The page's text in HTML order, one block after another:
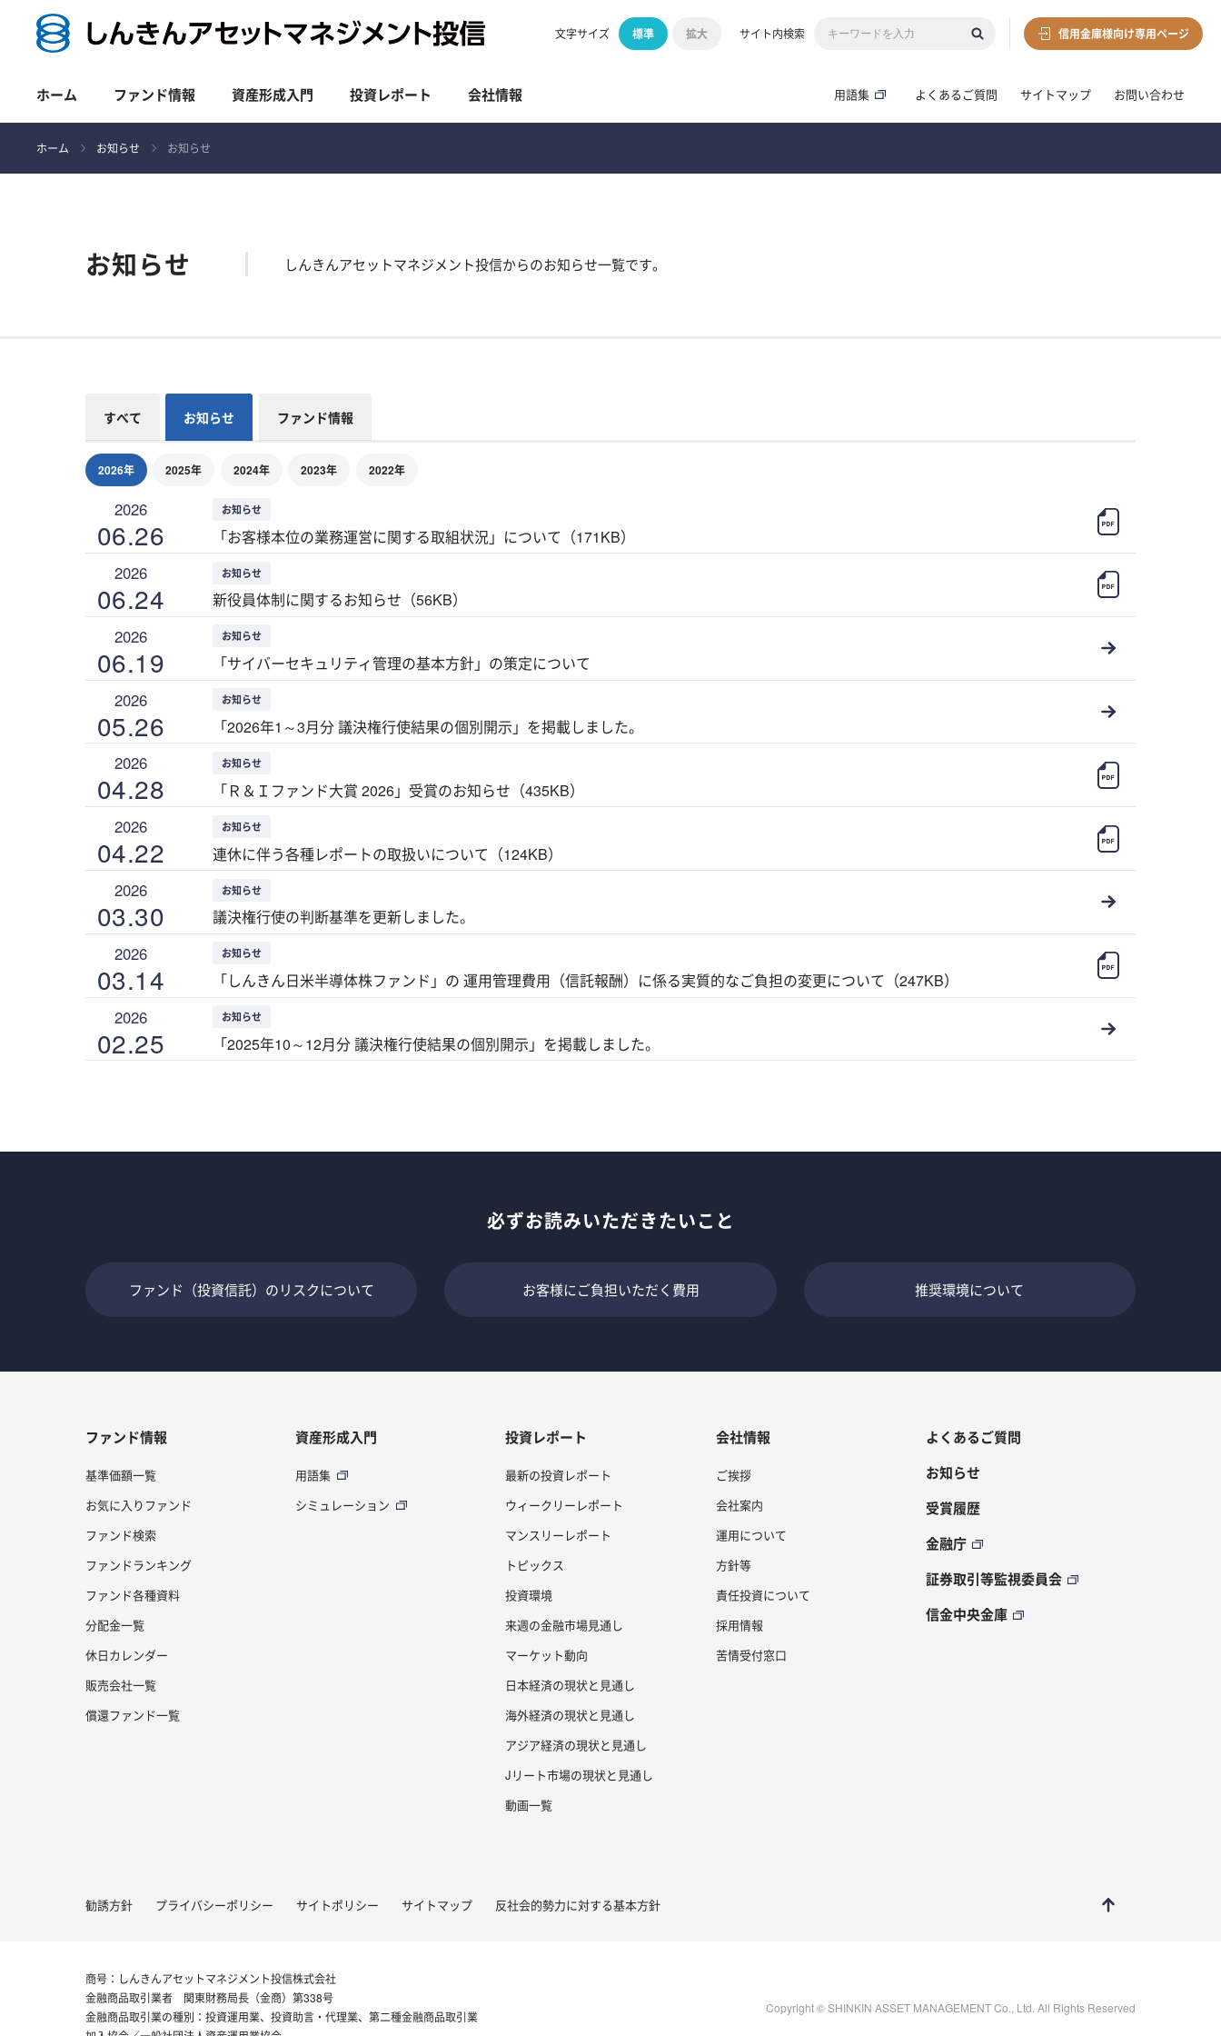
文字サイズ 標準 拡大 サイト内検索 信用金庫様向け専用ページ
ホーム ファンド情報 資産形成入門 投資レポート 会社情報 用語集 よくあるご質問 サイトマップ お問い合わせ
ホーム お知らせ お知らせ
お知らせ しんきんアセットマネジメント投信からのお知らせ一覧です。
すべて お知らせ ファンド情報
2026年 2025年 2024年 2023年 2022年
2026
06.26
お知らせ
「お客様本位の業務運営に関する取組状況」について（171KB）
2026
06.24
お知らせ
新役員体制に関するお知らせ（56KB）
2026
06.19
お知らせ
「サイバーセキュリティ管理の基本方針」の策定について
2026
05.26
お知らせ
「2026年1～3月分 議決権行使結果の個別開示」を掲載しました。
2026
04.28
お知らせ
「Ｒ＆Ｉファンド大賞 2026」受賞のお知らせ（435KB）
2026
04.22
お知らせ
連休に伴う各種レポートの取扱いについて（124KB）
2026
03.30
お知らせ
議決権行使の判断基準を更新しました。
2026
03.14
お知らせ
「しんきん日米半導体株ファンド」の 運用管理費用（信託報酬）に係る実質的なご負担の変更について（247KB）
2026
02.25
お知らせ
「2025年10～12月分 議決権行使結果の個別開示」を掲載しました。
必ずお読みいただきたいこと
ファンド（投資信託）のリスクについて お客様にご負担いただく費用 推奨環境について
ファンド情報
基準価額一覧
お気に入りファンド
ファンド検索
ファンドランキング
ファンド各種資料
分配金一覧
休日カレンダー
販売会社一覧
償還ファンド一覧
資産形成入門
用語集
シミュレーション
投資レポート
最新の投資レポート
ウィークリーレポート
マンスリーレポート
トピックス
投資環境
来週の金融市場見通し
マーケット動向
日本経済の現状と見通し
海外経済の現状と見通し
アジア経済の現状と見通し
Jリート市場の現状と見通し
動画一覧
会社情報
ご挨拶
会社案内
運用について
方針等
責任投資について
採用情報
苦情受付窓口
よくあるご質問
お知らせ
受賞履歴
金融庁
証券取引等監視委員会
信金中央金庫
勧誘方針 プライバシーポリシー サイトポリシー サイトマップ 反社会的勢力に対する基本方針
商号：しんきんアセットマネジメント投信株式会社
金融商品取引業者 関東財務局長（金商）第338号
金融商品取引業の種別：投資運用業、投資助言・代理業、第二種金融商品取引業
Copyright © SHINKIN ASSET MANAGEMENT Co., Ltd. All Rights Reserved